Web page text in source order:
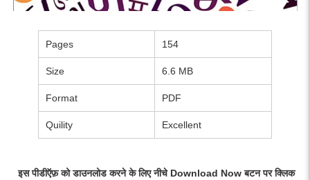
Pages 154
Size 6.6 MB
Format PDF
Quility Excellent
इस पीडीऍफ़ को डाउनलोड करने के लिए नीचे Download Now बटन पर क्लिक